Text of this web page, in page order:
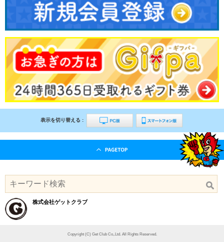
表示を切り替える :
株式会社ゲットクラブ
Copyright (C) Get Club Co,.Ltd. All Rights Reserved.